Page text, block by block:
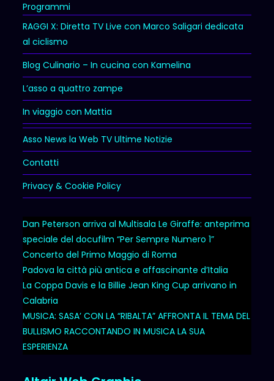
Programmi
RAGGI X: Diretta TV Live con Marco Saligari dedicata
al ciclismo
Blog Culinario – In cucina con Kamelina
L’asso a quattro zampe
In viaggio con Mattia
Asso News la Web TV Ultime Notizie
Contatti
Privacy & Cookie Policy
Dan Peterson arriva al Multisala Le Giraffe: anteprima
speciale del docufilm “Per Sempre Numero 1”
Concerto del Primo Maggio di Roma
Padova la città più antica e affascinante d’Italia
La Coppa Davis e la Billie Jean King Cup arrivano in
Calabria
MUSICA: SASA’ CON LA “RIBALTA” AFFRONTA IL TEMA DEL
BULLISMO RACCONTANDO IN MUSICA LA SUA
ESPERIENZA